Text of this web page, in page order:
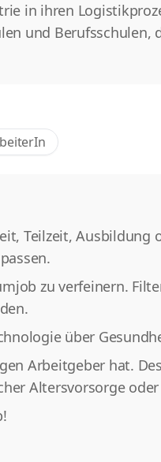
in ihren
und
Teilzeit, Ausbildung
zu verfeinern.
über
Arbeitgeber hat.
Altersvorsorge